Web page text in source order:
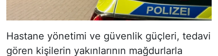
Hastane yönetimi ve güvenlik güçleri, tedavi
gören kişilerin yakınlarının mağdurlarla